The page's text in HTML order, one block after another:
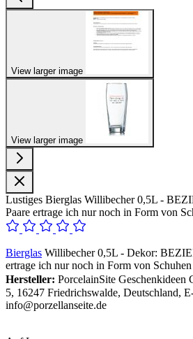
View larger image
View larger image
Lustiges Bierglas Willibecher 0,5L -
Paare ertrage ich nur noch in Form von
Bierglas Willibecher 0,5L - Dekor:
ertrage ich nur noch in Form von Schuhen
Hersteller: PorcelainSite Geschenkideen
5, 16247 Friedrichswalde, Deutschland,
info@porzellanseite.de